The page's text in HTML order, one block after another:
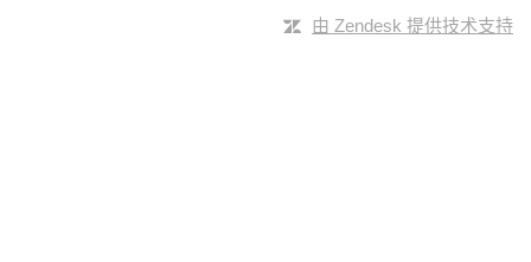
由 Zendesk 提供技术支持